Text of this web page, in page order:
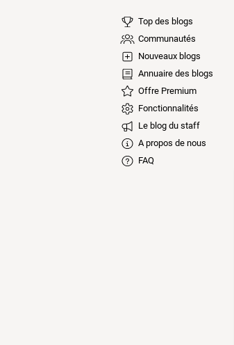
Top des blogs
Communautés
Nouveaux blogs
Annuaire des blogs
Offre Premium
Fonctionnalités
Le blog du staff
A propos de nous
FAQ